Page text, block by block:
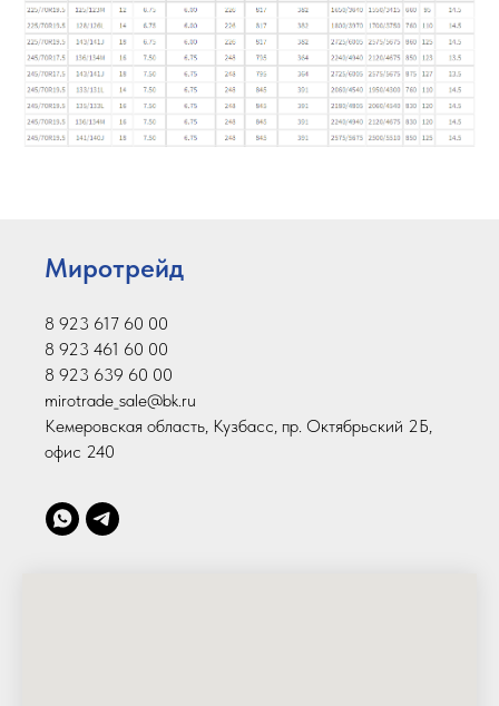
Миротрейд
8 923 617 60 00
8 923 461 60 00
8 923 639 60 00
mirotrade_sale@bk.ru
Кемеровская область, Кузбасс, пр. Октябрьский 2Б,
офис 240